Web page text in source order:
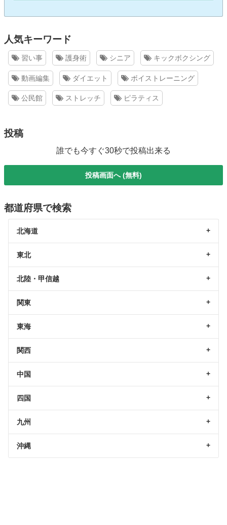
人気キーワード
習い事 護身術 シニア キックボクシング
動画編集 ダイエット ボイストレーニング
公民館 ストレッチ ピラティス
投稿
誰でも今すぐ30秒で投稿出来る
投稿画面へ (無料)
都道府県で検索
北海道
東北
北陸・甲信越
関東
東海
関西
中国
四国
九州
沖縄